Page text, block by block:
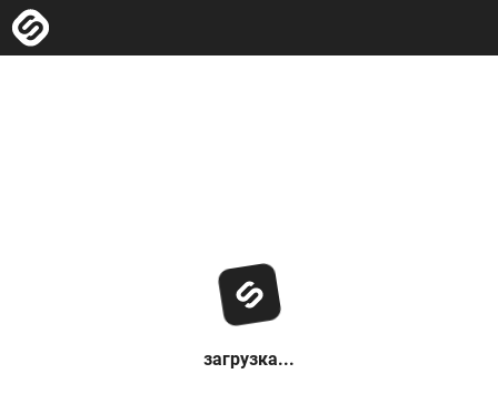
загрузка...